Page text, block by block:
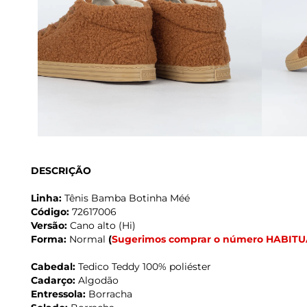
DESCRIÇÃO
Linha: Tênis Bamba Botinha Méé
Código: 72617006
Versão: Cano alto (Hi)
Forma: Normal (Sugerimos comprar o número
Cabedal: Tedico Teddy 100% poliéster
Cadarço: Algodão
Entressola: Borracha